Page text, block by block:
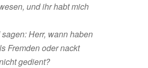
und ihr habt mich
Herr, wann haben
Fremden oder nackt
gedient?